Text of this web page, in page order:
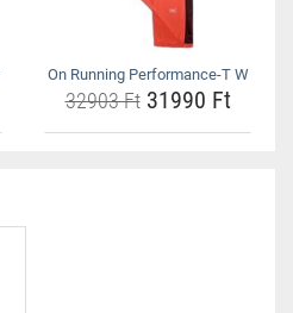
On Running Performance-T W
32903 Ft31990 Ft